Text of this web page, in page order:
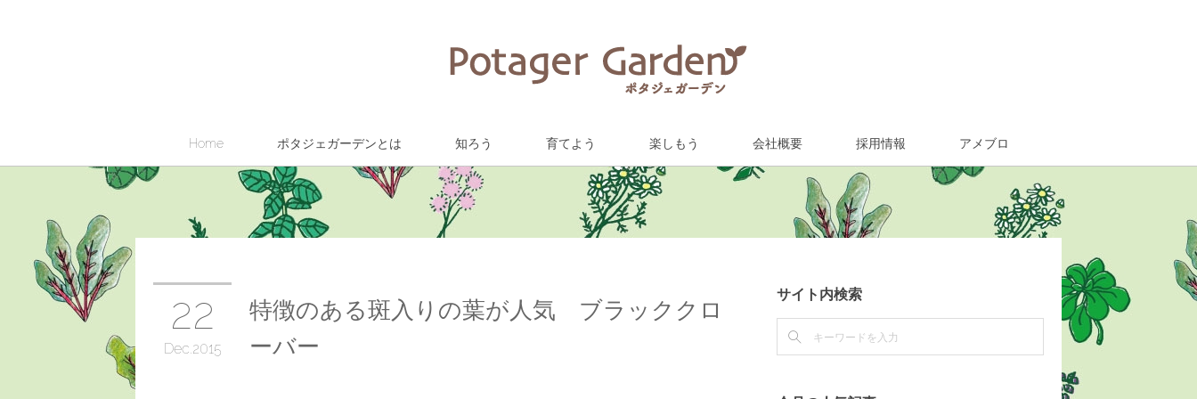
Home ポタジェガーデンとは 知ろう 育てよう 楽しもう 会社概要 採用情報 アメブロ
22
Dec 2015
特徴のある斑入りの葉が人気 ブラッククロ
ーバー
サイト内検索